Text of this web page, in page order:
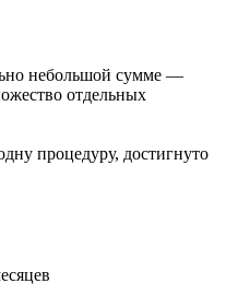
небольшой сумме —
отдельных
процедуру, достигнуто